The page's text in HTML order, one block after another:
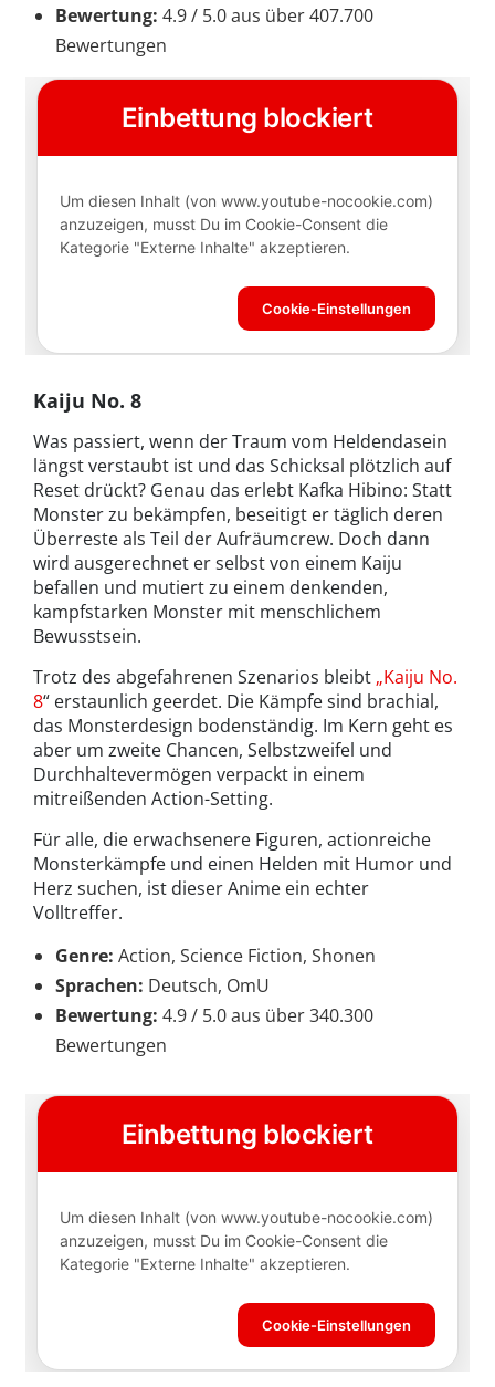
Bewertung: 4.9 / 5.0 aus über 407.700
Bewertungen
Kaiju No. 8
Was passiert, wenn der Traum vom Heldendasein
längst verstaubt ist und das Schicksal plötzlich auf
Reset drückt? Genau das erlebt Kafka Hibino: Statt
Monster zu bekämpfen, beseitigt er täglich deren
Überreste als Teil der Aufräumcrew. Doch dann
wird ausgerechnet er selbst von einem Kaiju
befallen und mutiert zu einem denkenden,
kampfstarken Monster mit menschlichem
Bewusstsein.
Trotz des abgefahrenen Szenarios bleibt „Kaiju No.
8“ erstaunlich geerdet. Die Kämpfe sind brachial,
das Monsterdesign bodenständig. Im Kern geht es
aber um zweite Chancen, Selbstzweifel und
Durchhaltevermögen verpackt in einem
mitreißenden Action-Setting.
Für alle, die erwachsenere Figuren, actionreiche
Monsterkämpfe und einen Helden mit Humor und
Herz suchen, ist dieser Anime ein echter
Volltreffer.
Genre: Action, Science Fiction, Shonen
Sprachen: Deutsch, OmU
Bewertung: 4.9 / 5.0 aus über 340.300
Bewertungen